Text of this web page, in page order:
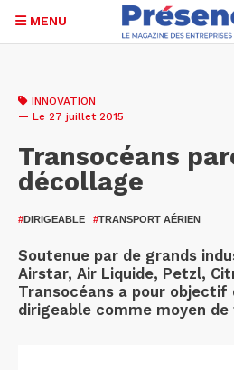
contenu
MENU
INNOVATION
— Le 27 juillet 2015
Transocéans
décollage
#DIRIGEABLE #TRANSPORT AÉRIEN
Soutenue par de grands
Airstar, Air Liquide, Petzl,
Transocéans a pour
dirigeable comme moyen